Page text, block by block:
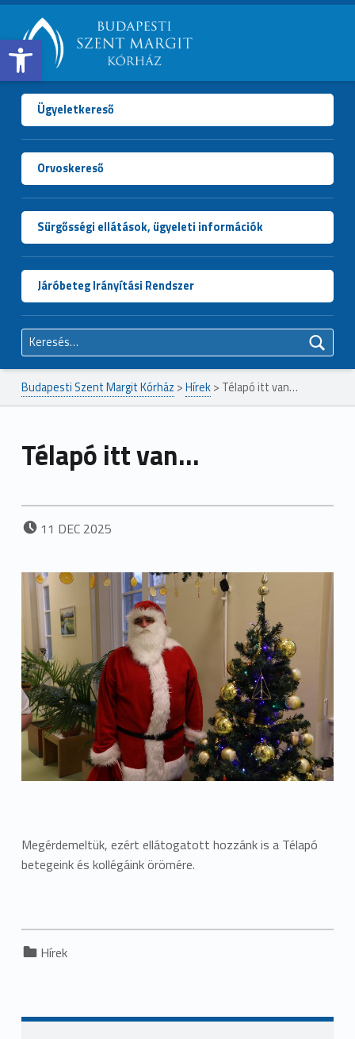
Open toolbar
BUDAPESTI
SZENT
MARGIT
KÓRHÁZ
Ügyeletkereső
Orvoskereső
Sürgősségi ellátások, ügyeleti információk
Járóbeteg Irányítási Rendszer
Keresés:
Budapesti Szent Margit Kórház >Hírek> Télapó itt van…
Télapó itt van…
POSTED ON:
11 DEC 2025
Megérdemeltük, ezért ellátogatott hozzánk is a Télapó
betegeink és kollégáink örömére.
Categorized in:
Hírek